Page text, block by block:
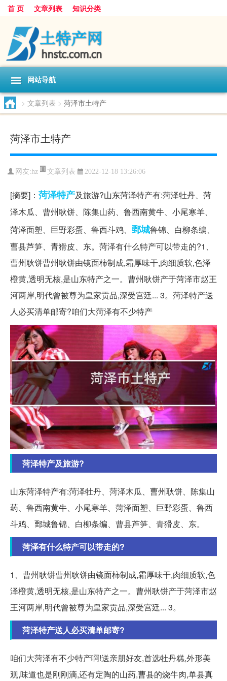
首 页 文章列表 知识分类
网站导航
> 文章列表 > 菏泽市土特产
菏泽市土特产
网友:hz 文章列表 2022-12-18 13:26:06
[摘要]： 菏泽特产及旅游?山东菏泽特产有:菏泽牡丹、菏
泽木瓜、曹州耿饼、陈集山药、鲁西南黄牛、小尾寒羊、
菏泽面塑、巨野彩蛋、鲁西斗鸡、 鄄城鲁锦、白柳条编、
曹县芦笋、青猾皮、东。菏泽有什么特产可以带走的?1、
曹州耿饼曹州耿饼由镜面柿制成,霜厚味干,肉细质软,色泽
橙黄,透明无核,是山东特产之一。曹州耿饼产于菏泽市赵王
河两岸,明代曾被尊为皇家贡品,深受宫廷... 3。菏泽特产送
人必买清单邮寄?咱们大菏泽有不少特产
菏泽特产及旅游?
山东菏泽特产有:菏泽牡丹、菏泽木瓜、曹州耿饼、陈集山
药、鲁西南黄牛、小尾寒羊、菏泽面塑、巨野彩蛋、鲁西
斗鸡、鄄城鲁锦、白柳条编、曹县芦笋、青猾皮、东。
菏泽有什么特产可以带走的?
1、曹州耿饼曹州耿饼由镜面柿制成,霜厚味干,肉细质软,色
泽橙黄,透明无核,是山东特产之一。曹州耿饼产于菏泽市赵
王河两岸,明代曾被尊为皇家贡品,深受宫廷... 3。
菏泽特产送人必买清单邮寄?
咱们大菏泽有不少特产啊!送亲朋好友,首选牡丹糕,外形美
观,味道也是刚刚滴,还有定陶的山药,曹县的烧牛肉,单县真